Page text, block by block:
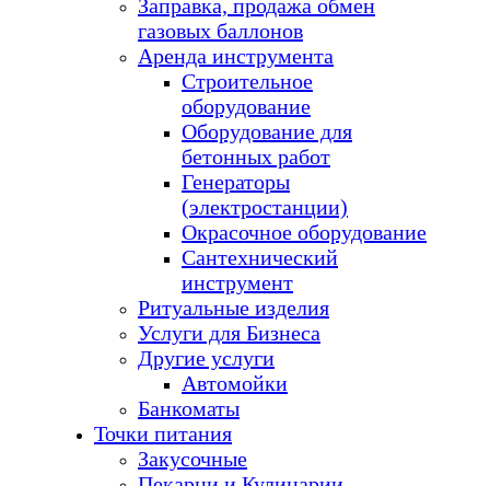
Заправка, продажа обмен
газовых баллонов
Аренда инструмента
Строительное
оборудование
Оборудование для
бетонных работ
Генераторы
(электростанции)
Окрасочное оборудование
Сантехнический
инструмент
Ритуальные изделия
Услуги для Бизнеса
Другие услуги
Автомойки
Банкоматы
Точки питания
Закусочные